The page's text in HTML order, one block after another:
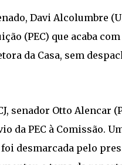
Davi Alcolumbre
(PEC) que acaba
da Casa, sem
senador Otto Alencar
da PEC à Comissão.
desmarcada pelo